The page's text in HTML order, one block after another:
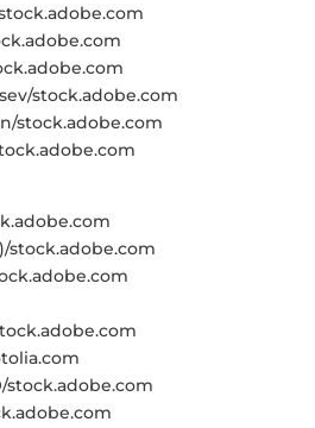
stock.adobe.com
stock.adobe.com
stock.adobe.com
stock.adobe.com